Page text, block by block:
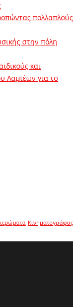
πολλαπλούς
στην πόλη
και
Λαμιέων για το
Κινηματογράφος